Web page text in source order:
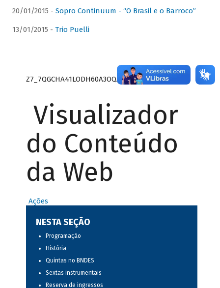
20/01/2015 - Sopro Continuum - “O Brasil e o Barroco”
13/01/2015 - Trio Puelli
Z7_7QGCHA41LODH60A3OQA8RN1415
Visualizador
do Conteúdo
da Web
Ações
NESTA SEÇÃO
Programação
História
Quintas no BNDES
Sextas instrumentais
Reserva de ingressos